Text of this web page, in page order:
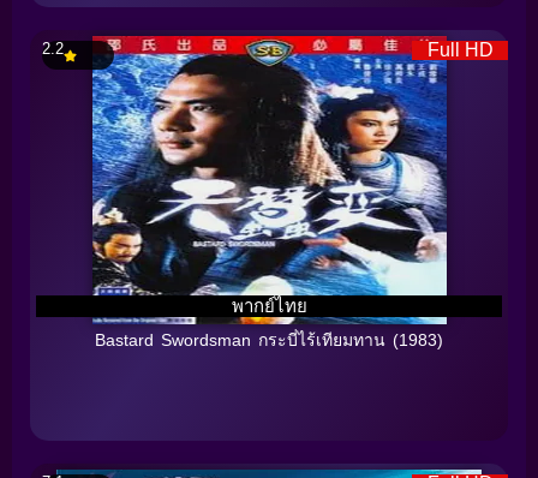
Full HD
พากย์ไทย
2.2
Bastard Swordsman กระบี่ไร้เทียมทาน (1983)